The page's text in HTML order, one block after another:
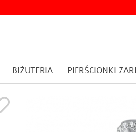
BIŻUTERIA PIERŚCIONKI